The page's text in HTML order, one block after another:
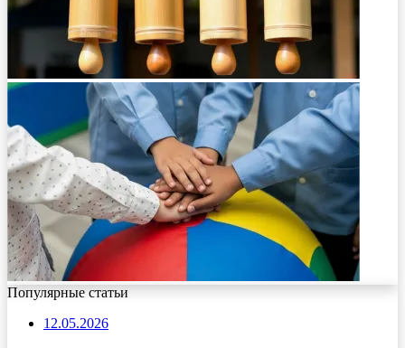
Популярные статьи
12.05.2026